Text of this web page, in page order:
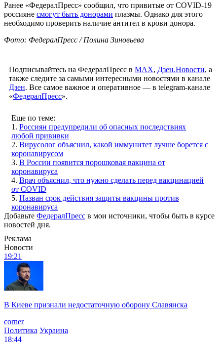
Ранее «ФедералПресс» сообщил, что привитые от COVID-19
россияне смогут быть донорами плазмы. Однако для этого
необходимо проверить наличие антител в крови донора.
Фото: ФедералПресс / Полина Зиновьева
Подписывайтесь на ФедералПресс в МАХ, Дзен.Новости, а
также следите за самыми интересными новостями в канале
Дзен. Все самое важное и оперативное — в telegram-канале
«ФедералПресс».
Еще по теме:
1. Россиян предупредили об опасных последствиях
любой прививки
2. Вирусолог объяснил, какой иммунитет лучше борется с
коронавирусом
3. В России появится порошковая вакцина от
коронавируса
4. Врач объяснил, что нужно сделать перед вакцинацией
от COVID
5. Назван срок действия защиты вакцины против
коронавируса
Добавьте ФедералПресс в мои источники, чтобы быть в курсе
новостей дня.
Реклама
Новости
19:21
В Киеве признали недостаточную оборону Славянска
corner
Политика Украина
18:44